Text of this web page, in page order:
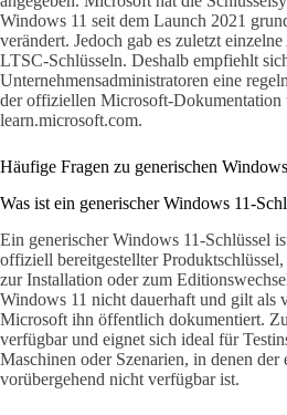
Windows 11 seit dem Launch 2021
verändert. Jedoch gab es zuletzt
LTSC-Schlüsseln. Deshalb empfiehlt
Unternehmensadministratoren eine
der offiziellen Microsoft-Dokumentation
learn.microsoft.com.
Häufige Fragen zu generischen
Was ist ein generischer Windows 11-
Ein generischer Windows 11-Schlüssel
offiziell bereitgestellter
zur Installation oder zum
Windows 11 nicht dauerhaft und gilt als
Microsoft ihn öffentlich dokumentiert.
verfügbar und eignet sich ideal für
Maschinen oder Szenarien, in denen der
vorübergehend nicht verfügbar ist.